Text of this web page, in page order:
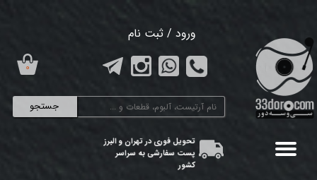
جستجو
ورود / ثبت نام
تغییر گذر واژه
سفارشات
تحویل فوری در تهران و البرز
پست سفارشی به سراسر
کشور
۰